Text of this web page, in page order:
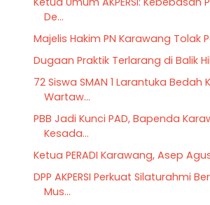
De...
Majelis Hakim PN Karawang Tolak
Dugaan Praktik Terlarang di Balik
72 Siswa SMAN 1 Larantuka Bedah
Wartaw...
PBB Jadi Kunci PAD, Bapenda
Kesada...
Ketua PERADI Karawang, Asep
DPP AKPERSI Perkuat Silaturahmi
Mus...